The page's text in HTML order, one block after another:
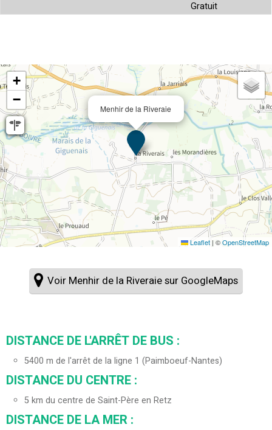
Gratuit
Menhir de la Riveraie
+
−
Leaflet | ©OpenStreetMap
Voir Menhir de la Riveraie sur GoogleMaps
DISTANCE DE L'ARRÊT DE BUS :
5400 m de l'arrêt de la ligne 1 (Paimboeuf-Nantes)
DISTANCE DU CENTRE :
5km du centre de Saint-Père en Retz
DISTANCE DE LA MER :